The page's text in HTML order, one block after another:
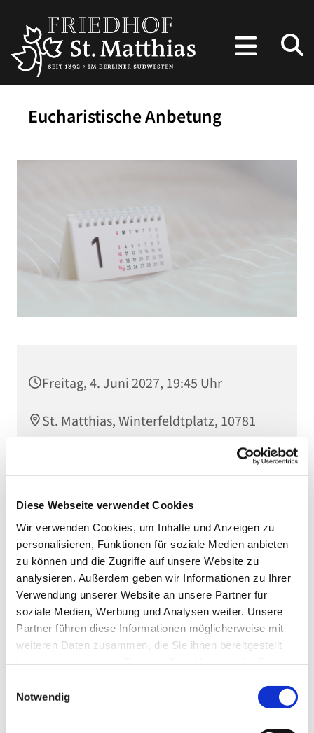
Diese Webseite verwendet Cookies
Wir verwenden Cookies, um Inhalte und Anzeigen zu
personalisieren, Funktionen für soziale Medien anbieten
zu können und die Zugriffe auf unsere Website zu
analysieren. Außerdem geben wir Informationen zu Ihrer
Verwendung unserer Website an unsere Partner für
soziale Medien, Werbung und Analysen weiter. Unsere
Partner führen diese Informationen möglicherweise mit
weiteren Daten zusammen, die Sie ihnen bereitgestellt
Notwendig
Eucharistische Anbetung
Freitag, 4. Juni 2027, 19:45 Uhr
St. Matthias, Winterfeldtplatz, 10781
Berlin